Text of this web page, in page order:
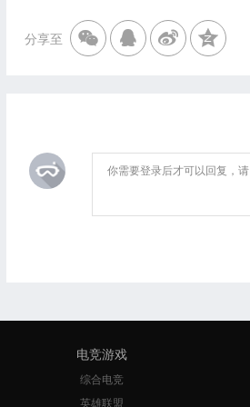
分享至
你需要登录后才可以回复，请
电竞游戏
综合电竞
英雄联盟